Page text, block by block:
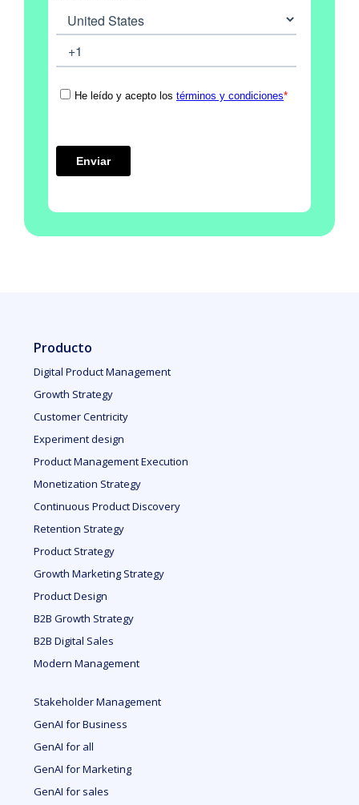
Producto
Digital Product Management
Growth Strategy
Customer Centricity
Experiment design
Product Management Execution
Monetization Strategy
Continuous Product Discovery
Retention Strategy
Product Strategy
Growth Marketing Strategy
Product Design
B2B Growth Strategy
B2B Digital Sales
Modern Management
Stakeholder Management
GenAI for Business
GenAI for all
GenAI for Marketing
GenAI for sales